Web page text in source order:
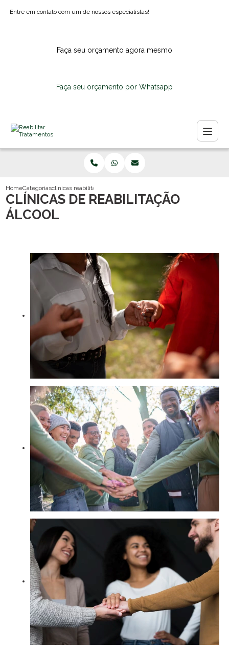
Entre em contato com um de nossos especialistas!
Faça seu orçamento agora mesmo
Faça seu orçamento por Whatsapp
HomeCategoriasclinicas reabilitacao alcool
CLÍNICAS DE REABILITAÇÃO
ÁLCOOL